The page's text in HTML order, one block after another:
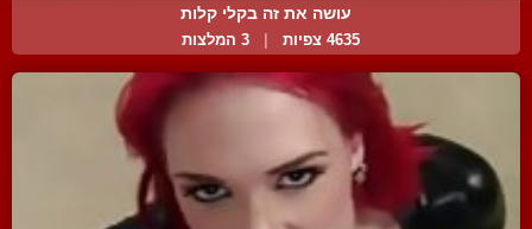
עושה את זה בקלי קלות
4635 צפיות 3 המלצות